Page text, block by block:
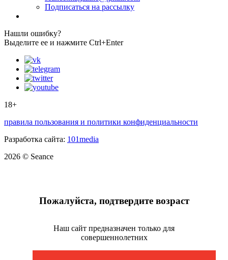
Подписаться на рассылку
Нашли ошибку?
Выделите ее и нажмите Ctrl+Enter
18+
правила пользования и политики конфиденциальности
Разработка сайта: 101media
2026 © Seance
Пожалуйста, подтвердите возраст
Наш сайт предназначен только для
совершеннолетних